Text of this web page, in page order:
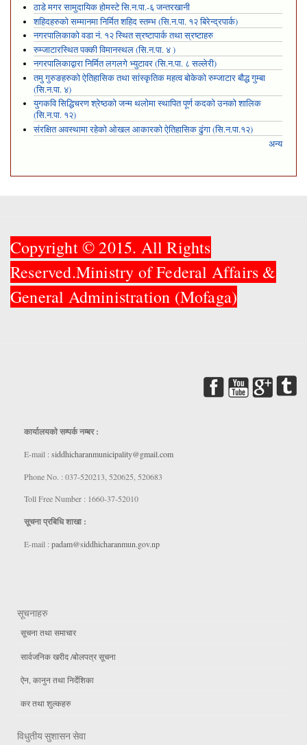
ठाडे मगर सामुदायिक होमस्टे सि.न.पा.-६ जन्तरखानी
शहिदहरुको सम्मानमा निर्मित शहिद स्तम्भ (सि.न.पा. १२ बिरेन्द्रपार्क)
नगरपालिकाको वडा नं. १२ स्थित स्रष्टापार्क तथा स्रष्टाहरु
रुम्जाटारस्थित पक्की विमानस्थल (सि.न.पा. ४ )
नगरपालिकाद्वारा निर्मित लगलगे भ्युटावर (सि.न.पा. ८ सल्लेरी)
तमु गुरुङहरुको ऐतिहासिक तथा सांस्कृतिक महत्व बोकेको रुम्जाटार बौद्ध गुम्बा
(सि.न.पा. ४)
युगकवि सिद्धिचरण श्रेष्ठको जन्म थलोमा स्थापित पूर्ण कदको उनको शालिक
(सि.न.पा. १२)
संरक्षित अवस्थामा रहेको ओखल आकारको ऐतिहासिक ढुंगा (सि.न.पा.१२)
अन्य
Copyright © 2015. All Rights
Reserved.Ministry of Federal Affairs &
General Administration (Mofaga)
कार्यालयकाे सम्पर्क नम्बर :
E-mail : siddhicharanmunicipality@gmail.com
Phone No. : 037-520213, 520625, 520683
Toll Free Number : 1660-37-52010
सूचना प्रबिधि शाखा :
E-mail : padam@siddhicharanmun.gov.np
सूचनाहरु
सूचना तथा समाचार
सार्वजनिक खरीद /बोलपत्र सूचना
ऐन, कानुन तथा निर्देशिका
कर तथा शुल्कहरु
विधुतीय सुशासन सेवा